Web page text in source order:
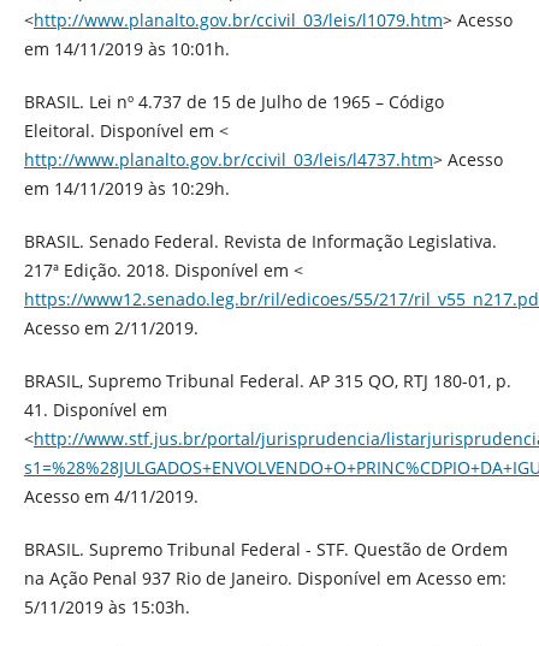
<http://www.planalto.gov.br/ccivil_03/leis/l1079.htm> Acesso
em 14/11/2019 às 10:01h.
BRASIL. Lei nº 4.737 de 15 de Julho de 1965 – Código
Eleitoral. Disponível em <
http://www.planalto.gov.br/ccivil_03/leis/l4737.htm> Acesso
em 14/11/2019 às 10:29h.
BRASIL. Senado Federal. Revista de Informação Legislativa.
217ª Edição. 2018. Disponível em <
https://www12.senado.leg.br/ril/edicoes/55/217/
Acesso em 2/11/2019.
BRASIL, Supremo Tribunal Federal. AP 315 QO, RTJ 180-01, p.
41. Disponível em
<http://www.stf.jus.br/portal/jurisprudencia/
Acesso em 4/11/2019.
BRASIL. Supremo Tribunal Federal - STF. Questão de Ordem
na Ação Penal 937 Rio de Janeiro. Disponível em Acesso em:
5/11/2019 às 15:03h.